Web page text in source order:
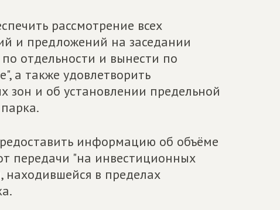
рассмотрение всех
и предложений на заседании
отдельности и вынести по
а также удовлетворить
зон и об установлении предельной
информацию об объёме
передачи "на инвестиционных
находившейся в пределах